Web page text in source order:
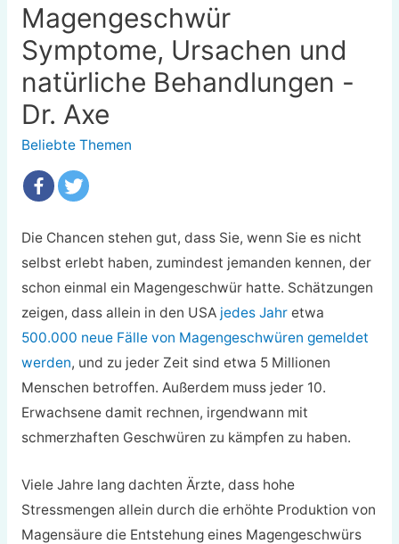
Magengeschwür
Symptome, Ursachen und
natürliche Behandlungen -
Dr. Axe
Beliebte Themen
Die Chancen stehen gut, dass Sie, wenn Sie es nicht
selbst erlebt haben, zumindest jemanden kennen, der
schon einmal ein Magengeschwür hatte. Schätzungen
zeigen, dass allein in den USA jedes Jahretwa
500.000 neue Fälle von Magengeschwüren gemeldet
werden, und zu jeder Zeit sind etwa 5 Millionen
Menschen betroffen. Außerdem muss jeder 10.
Erwachsene damit rechnen, irgendwann mit
schmerzhaften Geschwüren zu kämpfen zu haben.
Viele Jahre lang dachten Ärzte, dass hohe
Stressmengen allein durch die erhöhte Produktion von
Magensäure die Entstehung eines Magengeschwürs